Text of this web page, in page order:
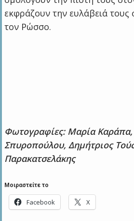
εκφράζουν την ευλάβειά τους
τον Ρώσσο.
Φωτογραφίες: Μαρία
Σπυροπούλου, Δημήτριος
Παρακατσελάκης
Μοιραστείτε το
Facebook X